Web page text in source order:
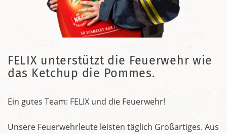
FELIX unterstützt die Feuerwehr wie
das Ketchup die Pommes.
Ein gutes Team: FELIX und die Feuerwehr!
Unsere Feuerwehrleute leisten täglich Großartiges. Aus